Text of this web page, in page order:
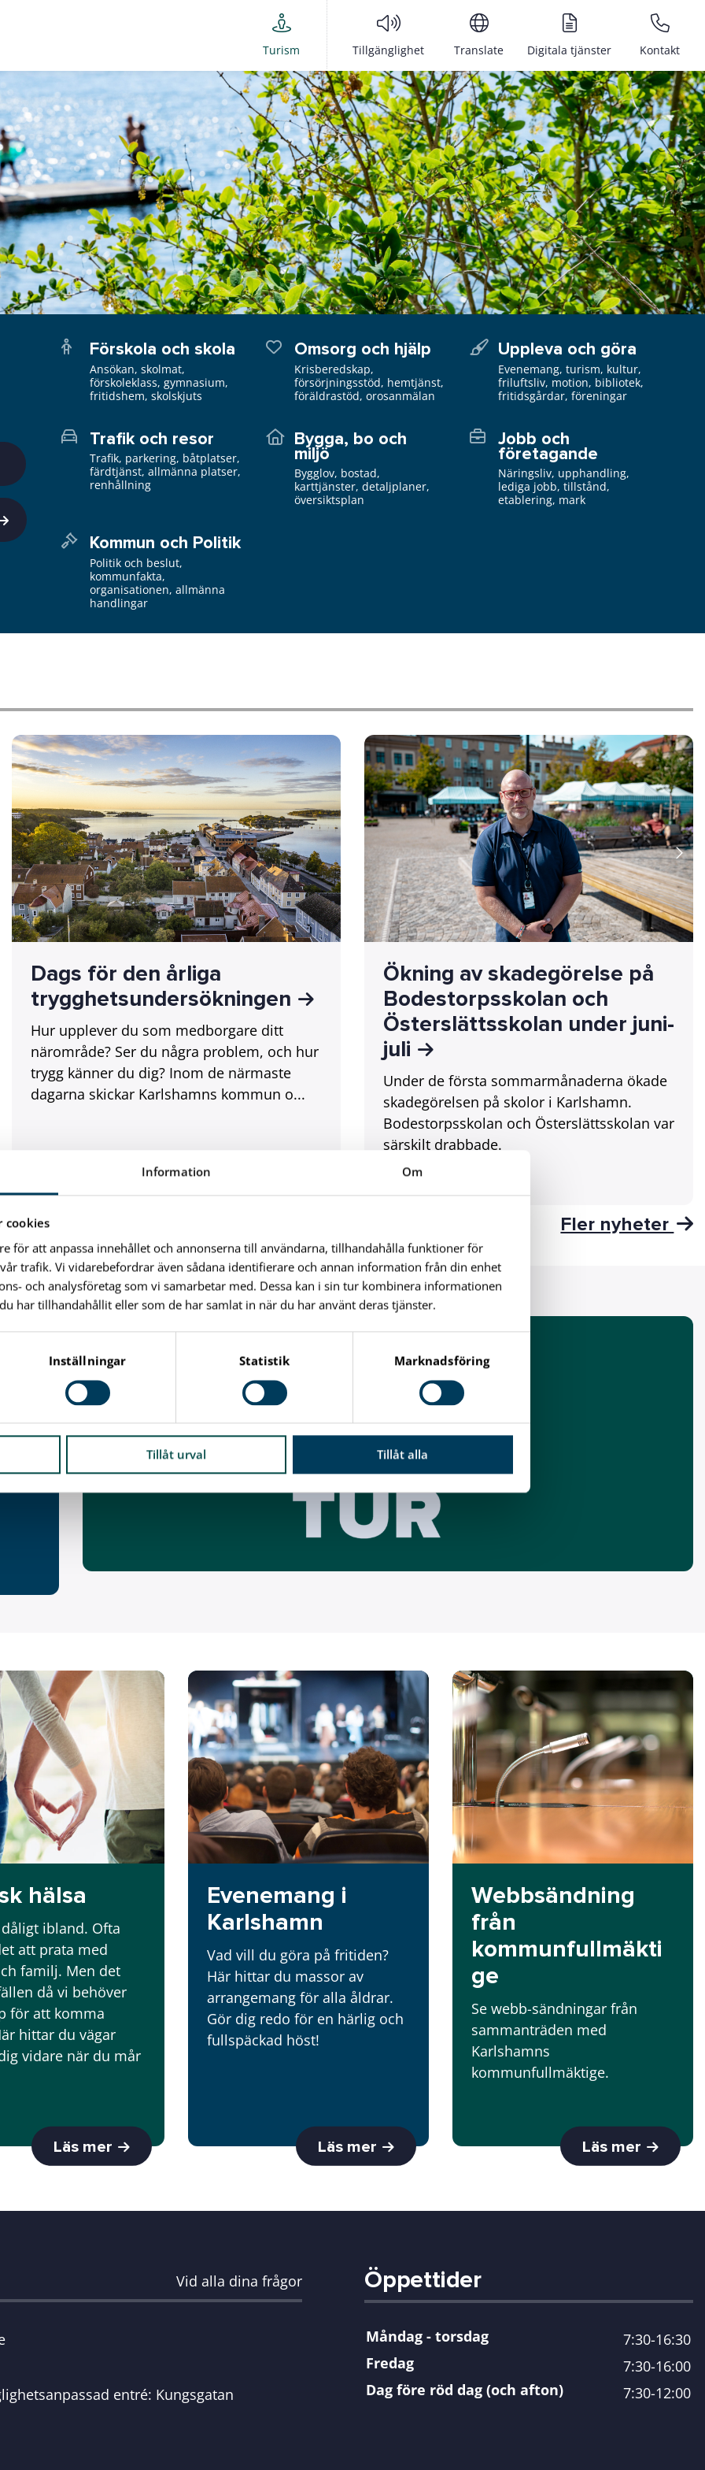
Information Om
cookies
för att anpassa innehållet och annonserna till användarna, tillhandahålla funktioner för
trafik. Vi vidarebefordrar även sådana identifierare och annan information från din enhet
och analysföretag som vi samarbetar med. Dessa kan i sin tur kombinera informationen
har tillhandahållit eller som de har samlat in när du har använt deras tjänster.
Inställningar Statistik Marknadsföring
Tillåt urval Tillåt alla
Turism Tillgänglighet Translate Digitala tjänster Kontakt
Förskola och skola
Ansökan, skolmat,
förskoleklass, gymnasium,
fritidshem, skolskjuts
Omsorg och hjälp
Krisberedskap,
försörjningsstöd, hemtjänst,
föräldrastöd, orosanmälan
Uppleva och göra
Evenemang, turism, kultur,
friluftsliv, motion, bibliotek,
fritidsgårdar, föreningar
Trafik och resor
Trafik, parkering, båtplatser,
färdtjänst, allmänna platser,
renhållning
Bygga, bo och
miljö
Bygglov, bostad,
karttjänster, detaljplaner,
översiktsplan
Jobb och
företagande
Näringsliv, upphandling,
lediga jobb, tillstånd,
etablering, mark
Kommun och Politik
Politik och beslut,
kommunfakta,
organisationen, allmänna
handlingar
Dags för den årliga
trygghetsundersökningen
Hur upplever du som medborgare ditt
närområde? Ser du några problem, och hur
trygg känner du dig? Inom de närmaste
dagarna skickar Karlshamns kommun o...
Kommun
Ökning av skadegörelse på
Bodestorpsskolan och
Österslättsskolan under juni-
juli
Under de första sommarmånaderna ökade
skadegörelsen på skolor i Karlshamn.
Bodestorpsskolan och Österslättsskolan var
särskilt drabbade.
Fler nyheter
Snart är det dags för årets
Arkitekturvecka!
Se alla programpunkter och anmäl dig via länken.
hälsa
ibland. Ofta
att prata med
familj. Men det
då vi behöver
för att komma
hittar du vägar
vidare när du mår
Läs mer
Evenemang i
Karlshamn
Vad vill du göra på fritiden?
Här hittar du massor av
arrangemang för alla åldrar.
Gör dig redo för en härlig och
fullspäckad höst!
Läs mer
Webbsändning
från
kommunfullmäkti
ge
Se webb-sändningar från
sammanträden med
Karlshamns
kommunfullmäktige.
Läs mer
Vid alla dina frågor
entré: Kungsgatan
Öppettider
Måndag - torsdag
7:30-16:30
Fredag
7:30-16:00
Dag före röd dag (och afton)
7:30-12:00